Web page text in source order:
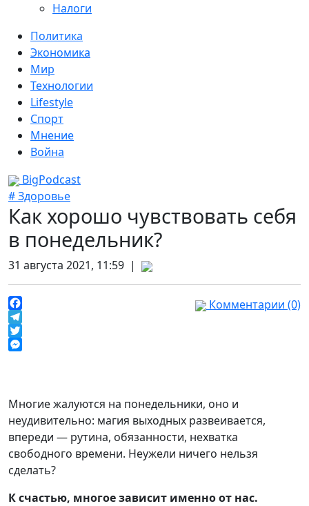
Налоги
Политика
Экономика
Мир
Технологии
Lifestyle
Спорт
Мнение
Война
BigPodcast
# Здоровье
Как хорошо чувствовать себя
в понедельник?
31 августа 2021, 11:59 |
Facebook
Telegram
Twitter
Комментарии (0)
Многие жалуются на понедельники, оно и
неудивительно: магия выходных развеивается,
впереди — рутина, обязанности, нехватка
свободного времени. Неужели ничего нельзя
сделать?
К счастью, многое зависит именно от нас.